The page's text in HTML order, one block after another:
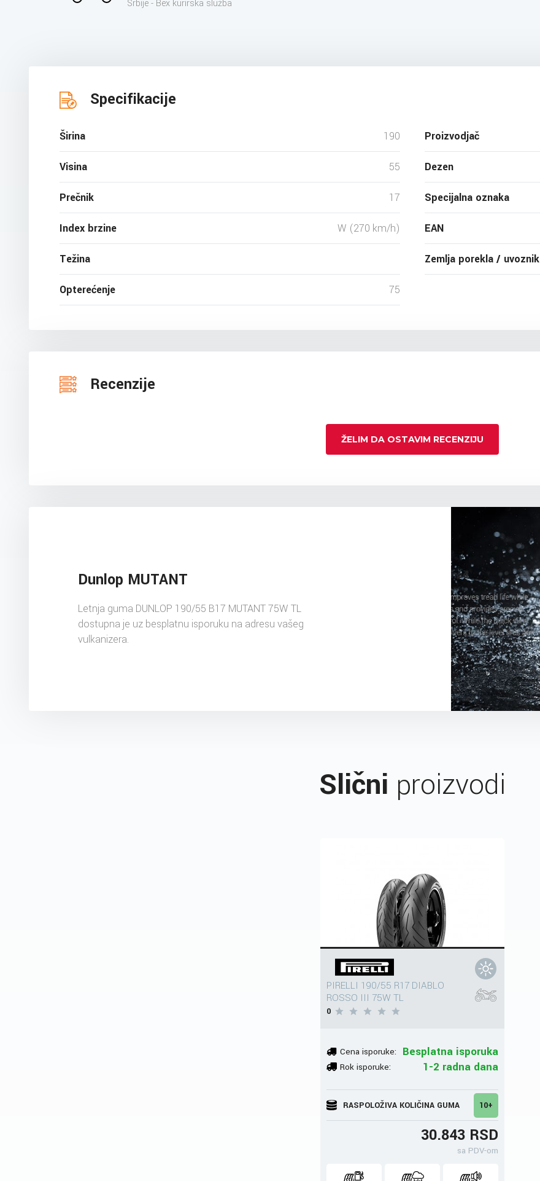
Srbije - Bex kurirska služba
Specifikacije
Širina 190
Visina 55
Prečnik 17
Index brzine W (270 km/h)
Težina
Opterećenje 75
Proizvodjač
Dezen
Specijalna oznaka
EAN
Zemlja porekla / uvoznik
Recenzije
ŽELIM DA OSTAVIM RECENZIJU
Dunlop MUTANT
Letnja guma DUNLOP 190/55 B17 MUTANT 75W TL
dostupna je uz besplatnu isporuku na adresu vašeg
vulkanizera.
Slični proizvodi
PIRELLI 190/55 R17 DIABLO
ROSSO III 75W TL
0
Cena isporuke: Besplatna isporuka
Rok isporuke: 1-2 radna dana
RASPOLOŽIVA KOLIČINA GUMA 10+
30.843 RSD
sa PDV-om